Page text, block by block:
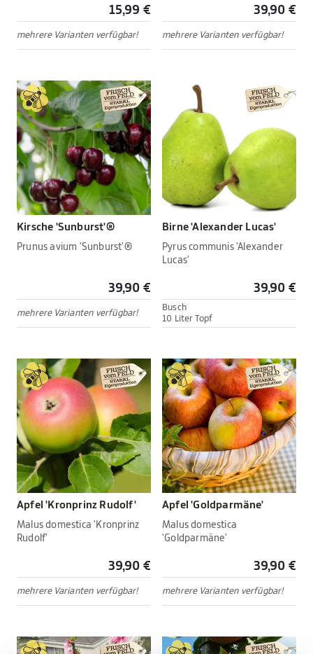
15,99 €
mehrere Varianten verfügbar!
39,90 €
mehrere Varianten verfügbar!
Kirsche 'Sunburst'®
Prunus avium 'Sunburst'®
39,90 €
mehrere Varianten verfügbar!
Birne 'Alexander Lucas'
Pyrus communis 'Alexander
Lucas'
39,90 €
Busch
10 Liter Topf
Apfel 'Kronprinz Rudolf'
Malus domestica 'Kronprinz
Rudolf'
39,90 €
mehrere Varianten verfügbar!
Apfel 'Goldparmäne'
Malus domestica
'Goldparmäne'
39,90 €
mehrere Varianten verfügbar!